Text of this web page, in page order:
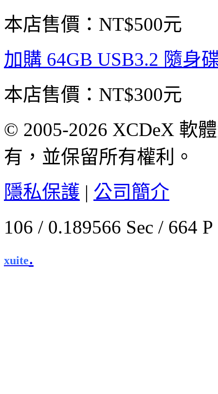
本店售價： NT$500元
加購 64GB USB3.2 隨身
本店售價： NT$300元
© 2005-2026 XCDeX 軟
有，並保留所有權利。
隱私保護 | 公司簡介
106 / 0.189566 Sec / 664
xuite.